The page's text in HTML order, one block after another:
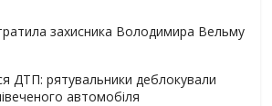
захисника Володимира Вельму
ДТП: рятувальники деблокували
автомобіля